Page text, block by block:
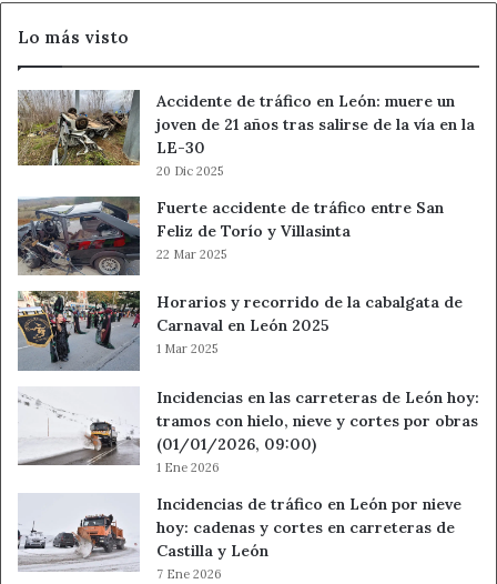
Lo más visto
Accidente de tráfico en León: muere un
joven de 21 años tras salirse de la vía en la
LE-30
20 Dic 2025
Fuerte accidente de tráfico entre San
Feliz de Torío y Villasinta
22 Mar 2025
Horarios y recorrido de la cabalgata de
Carnaval en León 2025
1 Mar 2025
Incidencias en las carreteras de León hoy:
tramos con hielo, nieve y cortes por obras
(01/01/2026, 09:00)
1 Ene 2026
Incidencias de tráfico en León por nieve
hoy: cadenas y cortes en carreteras de
Castilla y León
7 Ene 2026